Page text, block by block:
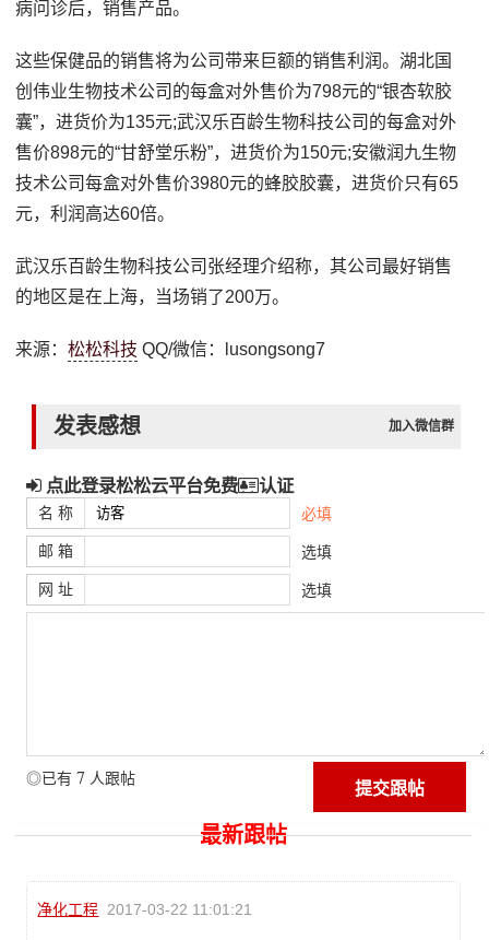
病问诊后，销售产品。
这些保健品的销售将为公司带来巨额的销售利润。湖北国
创伟业生物技术公司的每盒对外售价为798元的“银杏软胶
囊”，进货价为135元;武汉乐百龄生物科技公司的每盒对外
售价898元的“甘舒堂乐粉”，进货价为150元;安徽润九生物
技术公司每盒对外售价3980元的蜂胶胶囊，进货价只有65
元，利润高达60倍。
武汉乐百龄生物科技公司张经理介绍称，其公司最好销售
的地区是在上海，当场销了200万。
来源：松松科技 QQ/微信：lusongsong7
发表感想 加入微信群
点此登录松松云平台免费 认证
名 称 必填
邮 箱 选填
网 址 选填
◎已有 7 人跟帖
最新跟帖
净化工程 2017-03-22 11:01:21